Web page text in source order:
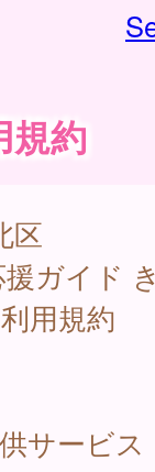
規約
区
ガイド
用規約
サービス